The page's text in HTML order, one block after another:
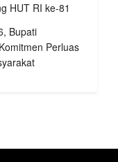
HUT RI ke-81
Bupati
Perluas